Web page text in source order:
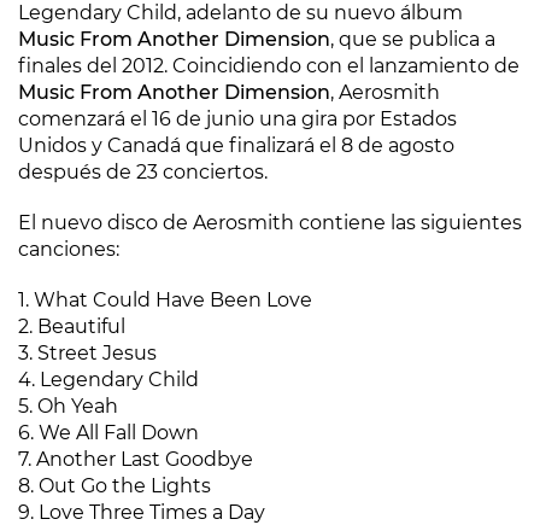
Legendary Child, adelanto de su nuevo álbum
Music From Another Dimension, que se publica a
finales del 2012. Coincidiendo con el lanzamiento de
Music From Another Dimension, Aerosmith
comenzará el 16 de junio una gira por Estados
Unidos y Canadá que finalizará el 8 de agosto
después de 23 conciertos.
El nuevo disco de Aerosmith contiene las siguientes
canciones:
1. What Could Have Been Love
2. Beautiful
3. Street Jesus
4. Legendary Child
5. Oh Yeah
6. We All Fall Down
7. Another Last Goodbye
8. Out Go the Lights
9. Love Three Times a Day